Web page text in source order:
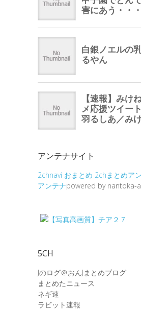
アンテナサイト
2chnavi おまとめ 2chまとめア
アンテナpowered by nantoka-
5CH
Jのログ＠おんJまとめブログ
まとめたニュース
ネギ速
ラビット速報